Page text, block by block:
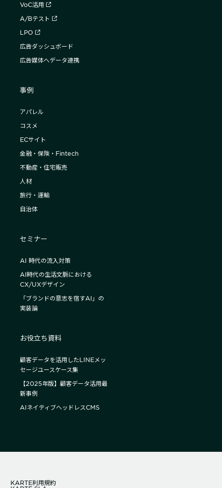
VoC活用
A/Bテスト
LPO
広告ダッシュボード
広告媒体へデータ連携
事例
アパレル
コスメ
ECサイト
金融・保険・Fintech
不動産・住宅販売
人材
旅行・運輸
自治体
セミナー
AI 時代の流入対策
AI時代の生活文脈における
CX/UXデザイン
「ブランドの意志を宿すAI」の
実装論
お役立ち資料
顧客データを活用したLINEメッ
セージユースケース集
【2025年版】顧客データ活用最
新事例
AIネイティブヘッドレスCMS
KARTE利用規約